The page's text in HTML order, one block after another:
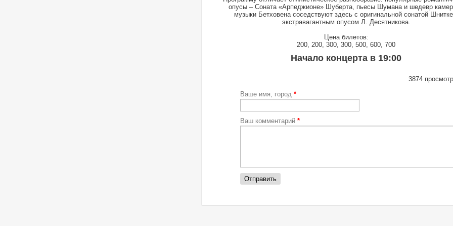
опусы – Соната «Арпеджионе» Шуберта, пьесы Шумана и шедевр
музыки Бетховена соседствуют здесь с оригинальной сонатой
экстравагантным опусом Л. Десятникова.
Цена билетов:
200, 200, 300, 300, 500, 600, 700
Начало концерта в 19:00
3874
Ваше имя, город *
Ваш комментарий *